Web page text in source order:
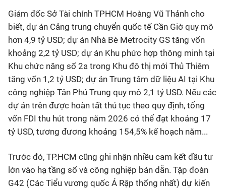
Giám đốc Sở Tài chính TPHCM Hoàng Vũ Thảnh cho
biết, dự án Cảng trung chuyển quốc tế Cần Giờ quy mô
hơn 4,9 tỷ USD; dự án Nhà Bè Metrocity GS tăng vốn
khoảng 2,2 tỷ USD; dự án Khu phức hợp thông minh tại
Khu chức năng số 2a trong Khu đô thị mới Thủ Thiêm
tăng vốn 1,2 tỷ USD; dự án Trung tâm dữ liệu AI tại Khu
công nghiệp Tân Phú Trung quy mô 2,1 tỷ USD. Nếu các
dự án trên được hoàn tất thủ tục theo quy định, tổng
vốn FDI thu hút trong năm 2026 có thể đạt khoảng 17
tỷ USD, tương đương khoảng 154,5% kế hoạch năm...
Trước đó, TP.HCM cũng ghi nhận nhiều cam kết đầu tư
lớn vào hạ tầng số và công nghiệp bán dẫn. Tập đoàn
G42 (Các Tiểu vương quốc Ả Rập thống nhất) dự kiến